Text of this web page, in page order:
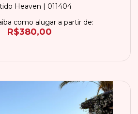
Heaven | 011404
como alugar a partir de:
R$380,00